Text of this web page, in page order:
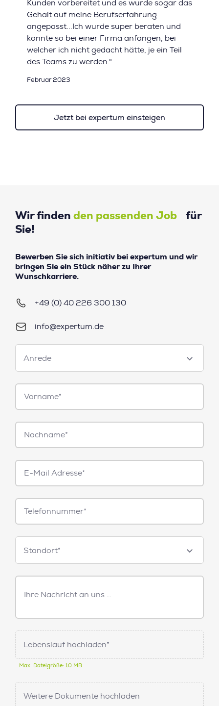
Kunden vorbereitet und es wurde sogar das
Gehalt auf meine Berufserfahrung
angepasst...Ich wurde super beraten und
konnte so bei einer Firma anfangen, bei
welcher ich nicht gedacht hätte, je ein Teil
des Teams zu werden."
Februar 2023
Jetzt bei expertum einsteigen
Wir finden den passenden Job für
Sie!
Bewerben Sie sich initiativ bei expertum und wir
bringen Sie ein Stück näher zu Ihrer
Wunschkarriere.
+49 (0) 40 226 300 130
info@expertum.de
Anrede
Anrede
Vorname*
Nachname*
E-
Mail*
Telefonnummer
Standorte
Standort*
Freitext
Nachricht
Lebenslauf hochladen*
Max. Dateigröße: 10 MB.
Weitere Dokumente hochladen